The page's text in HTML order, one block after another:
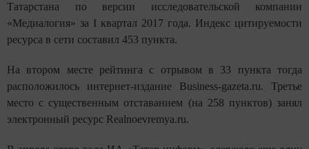
Татарстана по версии исследовательской компании
«Медиалогия» за I квартал 2017 года. Индекс цитируемости
ресурса в сети составил 453 пункта.
На втором месте рейтинга с отрывом в 33 пункта тогда
расположилось интернет-издание Business-gazeta.ru. Третье
место с существенным отставанием (на 258 пунктов) занял
электронный ресурс Realnoevremya.ru.